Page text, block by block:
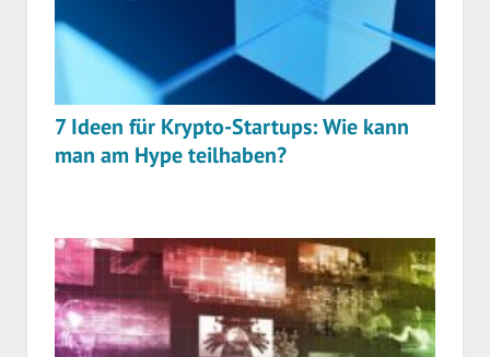
7 Ideen für Krypto-Startups: Wie kann
man am Hype teilhaben?